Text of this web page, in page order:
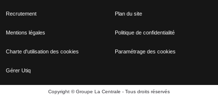
Recrutement Plan du site
Mentions légales Politique de confidentialité
Charte d'utilisation des cookies Paramétrage des cookies
Gérer Utiq
Copyright © Groupe La Centrale - Tous droits réservés